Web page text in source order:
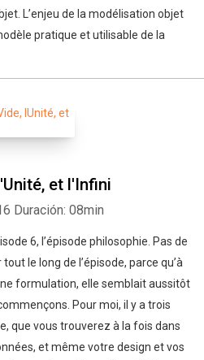
L’enjeu de la modélisation objet
pratique et utilisable de la
et l'Infini
Duración: 08min
6, l’épisode philosophie. Pas de
le long de l’épisode, parce qu’à
formulation, elle semblait aussitôt
Pour moi, il y a trois
que vous trouverez à la fois dans
et même votre design et vos